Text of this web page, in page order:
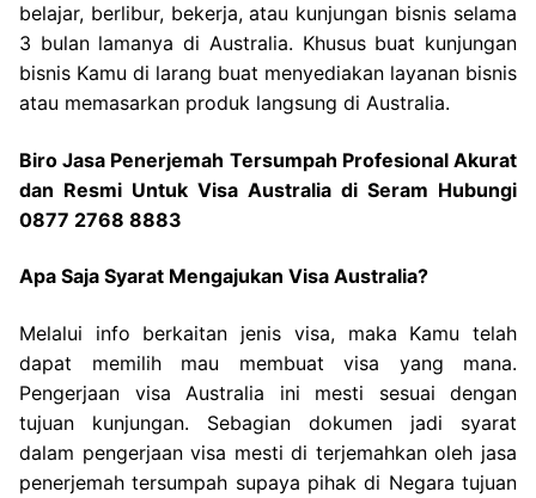
belajar, berlibur, bekerja, atau kunjungan bisnis selama
3 bulan lamanya di Australia. Khusus buat kunjungan
bisnis Kamu di larang buat menyediakan layanan bisnis
atau memasarkan produk langsung di Australia.
Biro Jasa Penerjemah Tersumpah Profesional Akurat
dan Resmi Untuk Visa Australia di Seram Hubungi
0877 2768 8883
Apa Saja Syarat Mengajukan Visa Australia?
Melalui info berkaitan jenis visa, maka Kamu telah
dapat memilih mau membuat visa yang mana.
Pengerjaan visa Australia ini mesti sesuai dengan
tujuan kunjungan. Sebagian dokumen jadi syarat
dalam pengerjaan visa mesti di terjemahkan oleh jasa
penerjemah tersumpah supaya pihak di Negara tujuan